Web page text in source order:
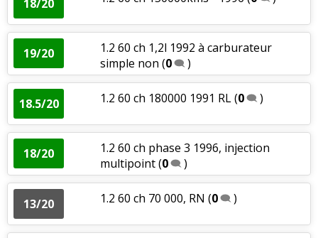
18/20
19/20
1.2 60 ch 1,2l 1992 à carburateur
simple non (0 )
18.5/20 1.2 60 ch 180000 1991 RL(0 )
18/20
1.2 60 ch phase 3 1996, injection
multipoint(0 )
13/20 1.2 60 ch 70 000, RN (0 )